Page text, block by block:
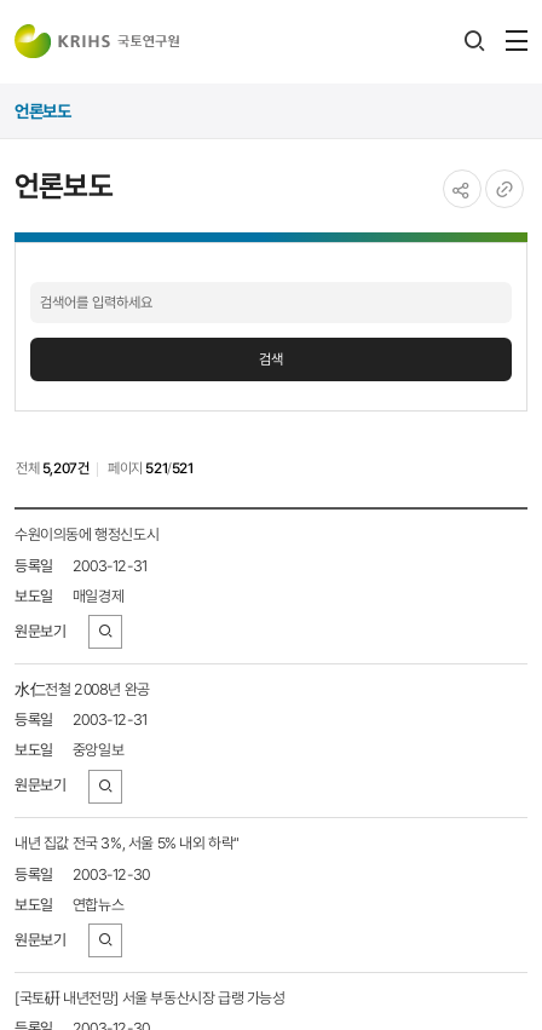
언론보도
언론보도
검색
전체 5,207건 페이지 521/521
목록
-
번호,
보도일,
기사보기
수원이의동에 행정신도시
2003-12-31
매일경제
바로가기
水仁전철 2008년 완공
2003-12-31
중앙일보
바로가기
내년 집값 전국 3%, 서울 5% 내외 하락"
2003-12-30
연합뉴스
바로가기
[국토硏 내년전망] 서울 부동산시장 급랭 가능성